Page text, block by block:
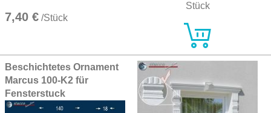
7,40 € /Stück
Stück
Beschichtetes Ornament
Marcus 100-K2 für
Fensterstuck